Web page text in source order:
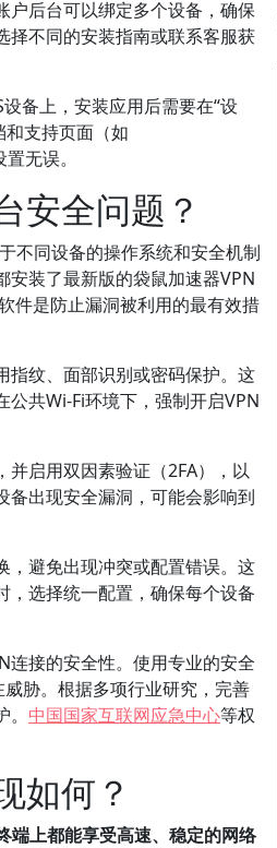
户后台可以绑定多个设备，确保
择不同的安装指南或联系客服获
备上，安装应用后需要在“设
支持页面（如
无误。
安全问题？
不同设备的操作系统和安全机制
装了最新版的袋鼠加速器VPN
件是防止漏洞被利用的最有效措
指纹、面部识别或密码保护。这
共Wi-Fi环境下，强制开启VPN
启用双因素验证（2FA），以
备出现安全漏洞，可能会影响到
，避免出现冲突或配置错误。这
，选择统一配置，确保每个设备
连接的安全性。使用专业的安全
胁。根据多项行业研究，完善
中国国家互联网应急中心等权
如何？
端上都能享受高速、稳定的网络